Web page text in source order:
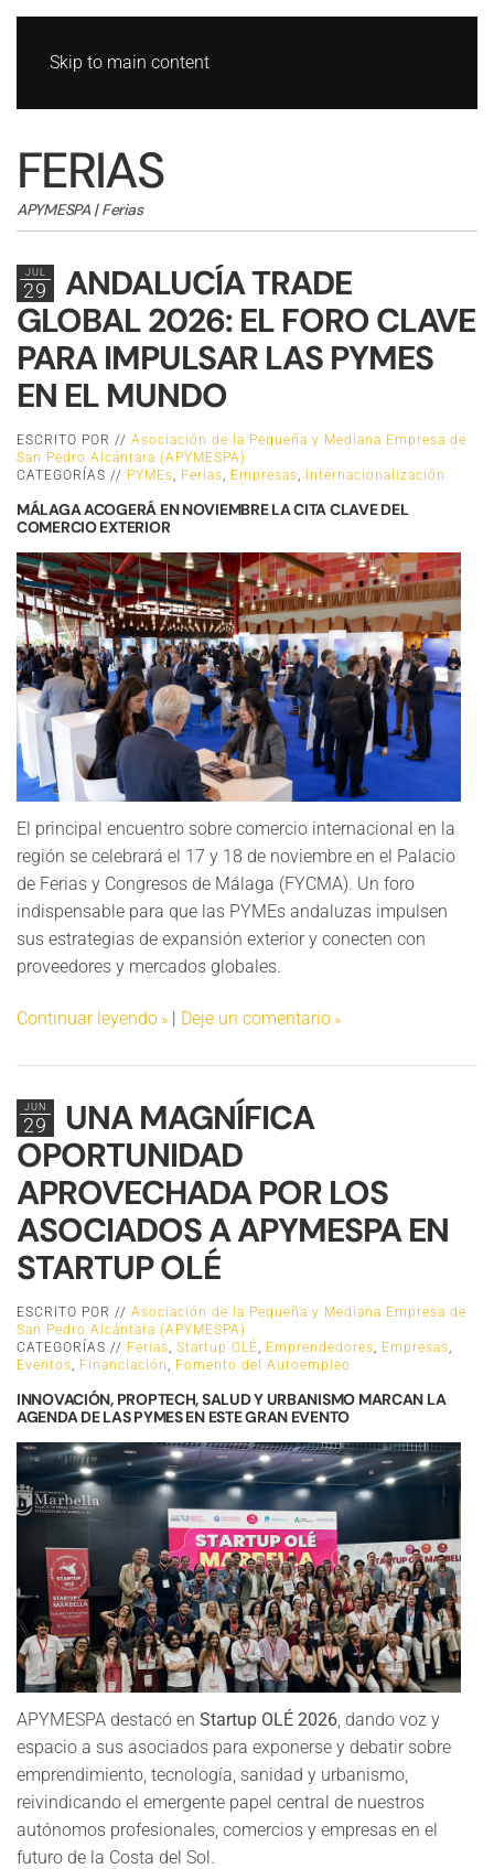
Skip to main content
FERIAS
APYMESPA | Ferias
JUL
29
ANDALUCÍA TRADE
GLOBAL 2026: EL FORO CLAVE
PARA IMPULSAR LAS PYMES
EN EL MUNDO
ESCRITO POR // Asociación de la Pequeña y Mediana Empresa de
San Pedro Alcántara (APYMESPA)
CATEGORÍAS // PYMEs Ferias Empresas Internacionalización
MÁLAGA ACOGERÁ EN NOVIEMBRE LA CITA CLAVE DEL
COMERCIO EXTERIOR
El principal encuentro sobre comercio internacional en la
región se celebrará el 17 y 18 de noviembre en el Palacio
de Ferias y Congresos de Málaga (FYCMA). Un foro
indispensable para que las PYMEs andaluzas impulsen
sus estrategias de expansión exterior y conecten con
proveedores y mercados globales.
Continuar leyendo Deje un comentario
JUN
29
UNA MAGNÍFICA
OPORTUNIDAD
APROVECHADA POR LOS
ASOCIADOS A APYMESPA EN
STARTUP OLÉ
ESCRITO POR // Asociación de la Pequeña y Mediana Empresa de
San Pedro Alcántara (APYMESPA)
CATEGORÍAS // Ferias, Startup OLÉ, Emprendedores, Empresas,
Eventos, Financiación , Fomento del Autoempleo
INNOVACIÓN, PROPTECH, SALUD Y URBANISMO MARCAN LA
AGENDA DE LAS PYMES EN ESTE GRAN EVENTO
APYMESPA destacó en Startup OLÉ 2026, dando voz y
espacio a sus asociados para exponerse y debatir sobre
emprendimiento, tecnología, sanidad y urbanismo,
reivindicando el emergente papel central de nuestros
autónomos profesionales, comercios y empresas en el
futuro de la Costa del Sol.